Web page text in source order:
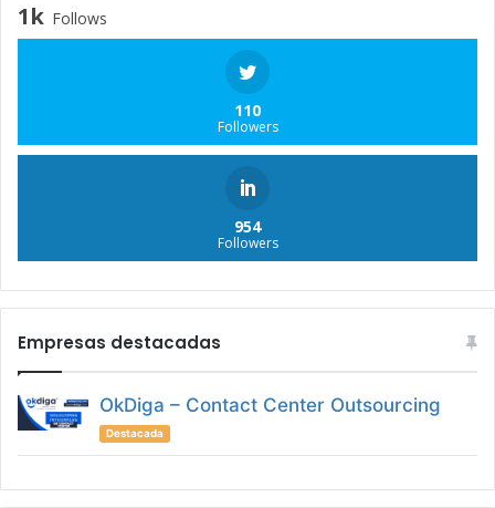
1k Follows
110
Followers
954
Followers
Empresas destacadas
OkDiga – Contact Center Outsourcing
Destacada